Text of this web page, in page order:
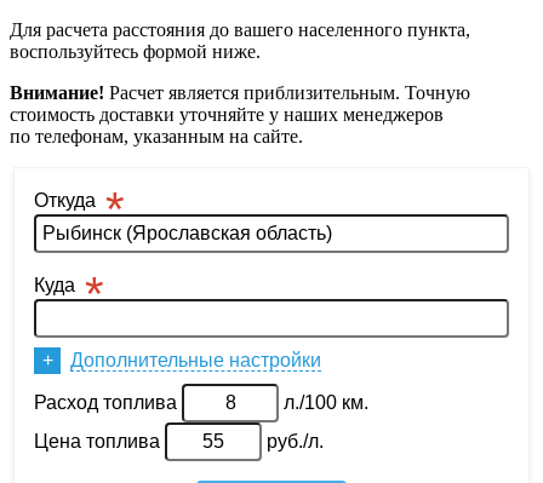
Для расчета расстояния до вашего населенного пункта,
воспользуйтесь формой ниже.
Внимание! Расчет является приблизительным. Точную
стоимость доставки уточняйте у наших менеджеров
по телефонам, указанным на сайте.